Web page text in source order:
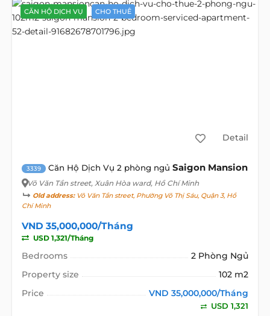
CĂN HỘ DỊCH VỤ CHO THUÊ
Detail
3339 Căn Hộ Dịch Vụ 2 phòng ngủ Saigon Mansion
Võ Văn Tần street, Xuân Hòa ward, Hồ Chí Minh
Old address:Võ Văn Tần street, Phường Võ Thị Sáu, Quận 3, Hồ
Chí Minh
VND 35,000,000/Tháng
USD 1,321/Tháng
Bedrooms
2 Phòng Ngủ
Property size
102 m2
Price
VND 35,000,000/Tháng
USD 1,321